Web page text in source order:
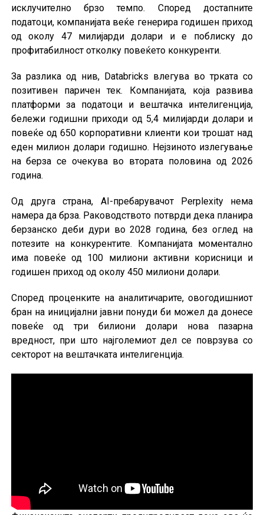
исклучително брзо темпо. Според достапните
податоци, компанијата веќе генерира годишен приход
од околу 47 милијарди долари и е поблиску до
профитабилност отколку повеќето конкуренти.
За разлика од нив, Databricks влегува во трката со
позитивен паричен тек. Компанијата, која развива
платформи за податоци и вештачка интелигенција,
бележи годишни приходи од 5,4 милијарди долари и
повеќе од 650 корпоративни клиенти кои трошат над
еден милион долари годишно. Нејзиното излегување
на берза се очекува во втората половина од 2026
година.
Од друга страна, AI-пребарувачот Perplexity нема
намера да брза. Раководството потврди дека планира
берзанско деби дури во 2028 година, без оглед на
потезите на конкурентите. Компанијата моментално
има повеќе од 100 милиони активни корисници и
годишен приход од околу 450 милиони долари.
Според проценките на аналитичарите, овогодишниот
бран на иницијални јавни понуди би можел да донесе
повеќе од три билиони долари нова пазарна
вредност, при што најголемиот дел се поврзува со
секторот на вештачката интелигенција.